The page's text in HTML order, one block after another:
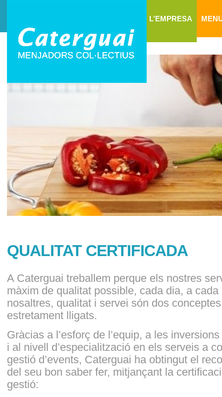
L’EMPRESA
QUALITAT CERTIFICADA
A Caterguai treballem perque els nostres
màxim de qualitat possible, cada dia, a
nosaltres, qualitat i servei són dos
estretament lligats.
Gràcias a l’esforç de l’equip, a les
i al nivell d’especialització en els serveis a
gestió d’events, Caterguai ha obtingut el
del seu bon saber fer, mitjançant la
gestió: